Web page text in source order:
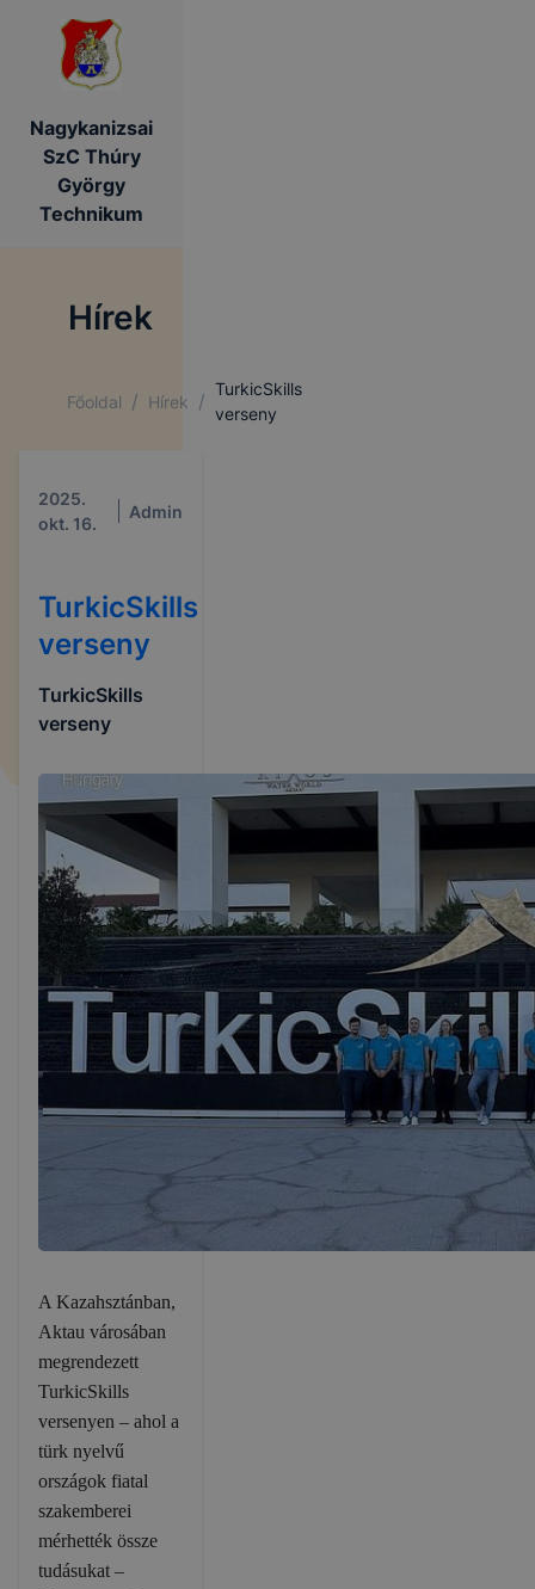
Nagykanizsai
SzC Thúry
György
Technikum
Hírek
Főoldal / Hírek /
TurkicSkills
verseny
2025.
okt. 16.
Admin
TurkicSkills
verseny
TurkicSkills
verseny
A Kazahsztánban,
Aktau városában
megrendezett
TurkicSkills
versenyen – ahol a
türk nyelvű
országok fiatal
szakemberei
mérhették össze
tudásukat –